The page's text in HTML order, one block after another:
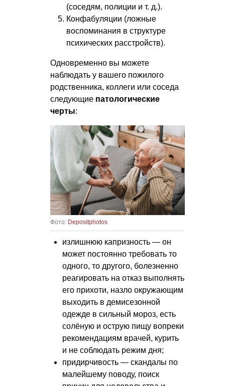
(соседям, полиции и т. д.).
Конфабуляции (ложные
воспоминания в структуре
психических расстройств).
Одновременно вы можете
наблюдать у вашего пожилого
родственника, коллеги или соседа
следующие патологические
черты:
Фото: Depositphotos
излишнюю капризность — он
может постоянно требовать то
одного, то другого, болезненно
реагировать на отказ выполнять
его прихоти, назло окружающим
выходить в демисезонной
одежде в сильный мороз, есть
солёную и острую пищу вопреки
рекомендациям врачей, курить
и не соблюдать режим дня;
придирчивость — скандалы по
малейшему поводу, поиск